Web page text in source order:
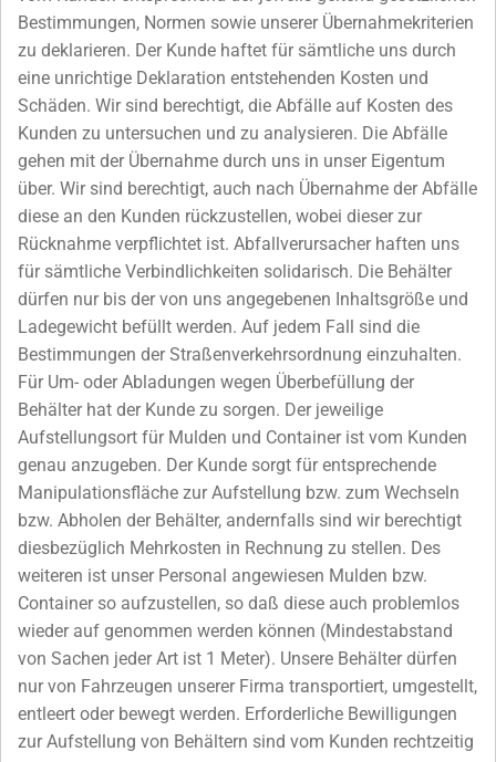
Bestimmungen, Normen sowie unserer Übernahmekriterien
zu deklarieren. Der Kunde haftet für sämtliche uns durch
eine unrichtige Deklaration entstehenden Kosten und
Schäden. Wir sind berechtigt, die Abfälle auf Kosten des
Kunden zu untersuchen und zu analysieren. Die Abfälle
gehen mit der Übernahme durch uns in unser Eigentum
über. Wir sind berechtigt, auch nach Übernahme der Abfälle
diese an den Kunden rückzustellen, wobei dieser zur
Rücknahme verpflichtet ist. Abfallverursacher haften uns
für sämtliche Verbindlichkeiten solidarisch. Die Behälter
dürfen nur bis der von uns angegebenen Inhaltsgröße und
Ladegewicht befüllt werden. Auf jedem Fall sind die
Bestimmungen der Straßenverkehrsordnung einzuhalten.
Für Um- oder Abladungen wegen Überbefüllung der
Behälter hat der Kunde zu sorgen. Der jeweilige
Aufstellungsort für Mulden und Container ist vom Kunden
genau anzugeben. Der Kunde sorgt für entsprechende
Manipulationsfläche zur Aufstellung bzw. zum Wechseln
bzw. Abholen der Behälter, andernfalls sind wir berechtigt
diesbezüglich Mehrkosten in Rechnung zu stellen. Des
weiteren ist unser Personal angewiesen Mulden bzw.
Container so aufzustellen, so daß diese auch problemlos
wieder auf genommen werden können (Mindestabstand
von Sachen jeder Art ist 1 Meter). Unsere Behälter dürfen
nur von Fahrzeugen unserer Firma transportiert, umgestellt,
entleert oder bewegt werden. Erforderliche Bewilligungen
zur Aufstellung von Behältern sind vom Kunden rechtzeitig